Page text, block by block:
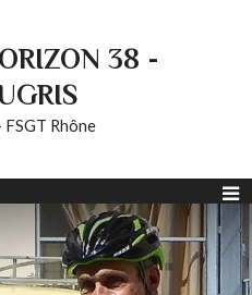
38 -
Rhône